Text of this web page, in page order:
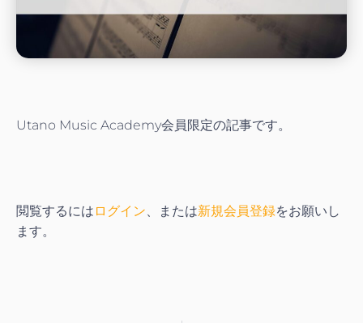
Utano Music Academy会員限定の記事です。
閲覧するには ログイン、または新規会員登録をお願いし
ます。